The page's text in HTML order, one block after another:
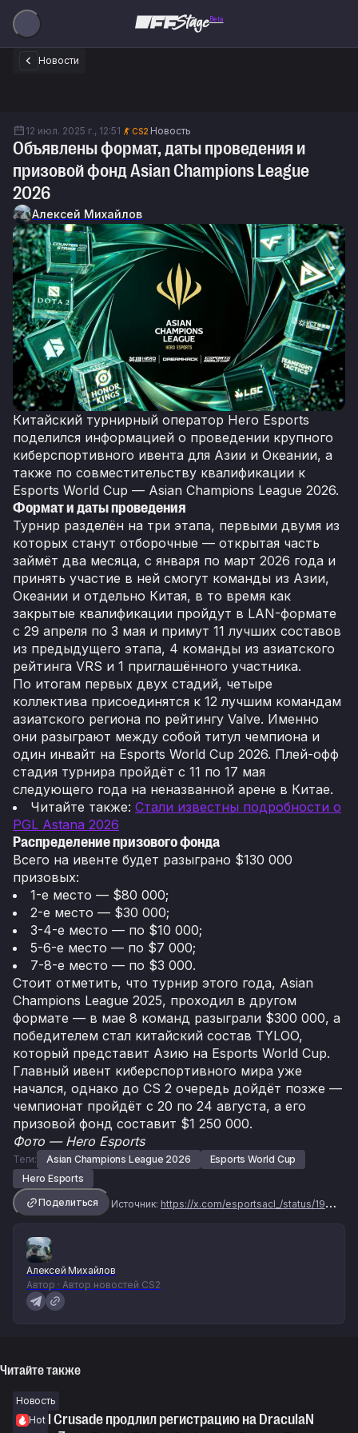
Beta
Новости
12 июл. 2025 г., 12:51 CS2 Новость
Объявлены формат, даты проведения и
призовой фонд Asian Champions League
2026
Алексей Михайлов
Китайский турнирный оператор Hero Esports
поделился информацией о проведении крупного
киберспортивного ивента для Азии и Океании, а
также по совместительству квалификации к
Esports World Cup — Asian Champions League 2026.
Формат и даты проведения
Турнир разделён на три этапа, первыми двумя из
которых станут отборочные — открытая часть
займёт два месяца, с января по март 2026 года и
принять участие в ней смогут команды из Азии,
Океании и отдельно Китая, в то время как
закрытые квалификации пройдут в LAN-формате
с 29 апреля по 3 мая и примут 11 лучших составов
из предыдущего этапа, 4 команды из азиатского
рейтинга VRS и 1 приглашённого участника.
По итогам первых двух стадий, четыре
коллектива присоединятся к 12 лучшим командам
азиатского региона по рейтингу Valve. Именно
они разыграют между собой титул чемпиона и
один инвайт на Esports World Cup 2026. Плей-офф
стадия турнира пройдёт с 11 по 17 мая
следующего года на неназванной арене в Китае.
Читайте также: Стали известны подробности о
PGL Astana 2026
Распределение призового фонда
Всего на ивенте будет разыграно $130 000
призовых:
1-е место — $80 000;
2-е место — $30 000;
3-4-е место — по $10 000;
5-6-е место — по $7 000;
7-8-е место — по $3 000.
Стоит отметить, что турнир этого года, Asian
Champions League 2025, проходил в другом
формате — в мае 8 команд разыграли $300 000, а
победителем стал китайский состав TYLOO,
который представит Азию на Esports World Cup.
Главный ивент киберспортивного мира уже
начался, однако до CS 2 очередь дойдёт позже —
чемпионат пройдёт с 20 по 24 августа, а его
призовой фонд составит $1 250 000.
Фото —Hero Esports
Теги: Asian Champions League 2026
Esports World Cup
Hero Esports
Поделиться
Источник: https://x.com/esportsacl_/status/1943950169508045236
Алексей Михайлов
Автор · Автор новостей CS2
Читайте также
Новость
Digital Crusade продлил регистрацию на DraculaN
Hot